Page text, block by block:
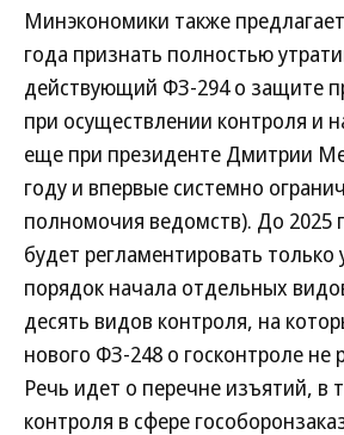
Минэкономики также
года признать полностью
действующий ФЗ-294 о защите
при осуществлении контроля и
еще при президенте Дмитрии
году и впервые системно
полномочия ведомств). До 2025
будет регламентировать
порядок начала отдельных
десять видов контроля, на
нового ФЗ-248 о госконтроле не
Речь идет о перечне изъятий, в
контроля в сфере